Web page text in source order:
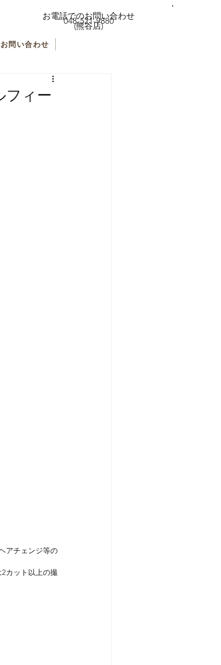
お問い合わせ
お電話でのお問い合わせ
048-521-9880
(熊谷店)
フィー
アチェンジ等の
カット以上の撮